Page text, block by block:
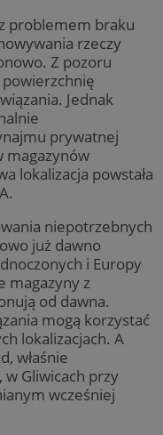
problemem braku
rzeczy
Z pozoru
Jednak
prywatnej
magazynów
lokalizacja powstała
niepotrzebnych
już dawno
i Europy
magazyny z
od dawna.
mogą korzystać
lokalizacjach. A
właśnie
w Gliwicach przy
wcześniej